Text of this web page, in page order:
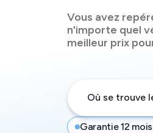
Vous avez
n'importe quel
meilleur prix
Garantie 12 mois